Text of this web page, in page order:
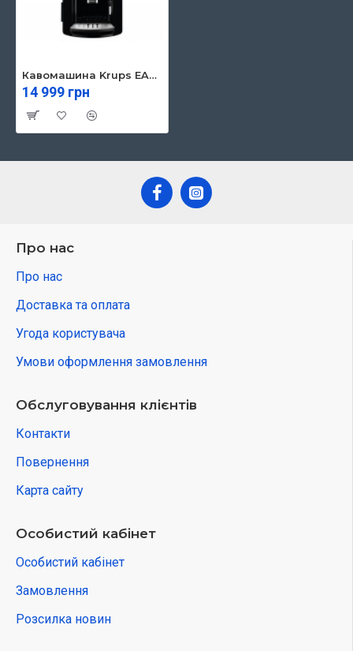
Кавомашина Krups EA817010
14 999 грн
Про нас
Про нас
Доставка та оплата
Угода користувача
Умови оформлення замовлення
Обслуговування клієнтів
Контакти
Повернення
Карта сайту
Особистий кабінет
Особистий кабінет
Замовлення
Розсилка новин